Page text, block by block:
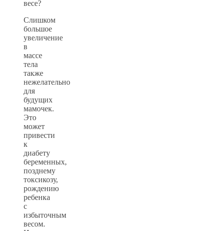
весе?
Слишком
большое
увеличение
в
массе
тела
также
нежелательно
для
будущих
мамочек.
Это
может
привести
к
диабету
беременных,
позднему
токсикозу,
рождению
ребенка
с
избыточным
весом.